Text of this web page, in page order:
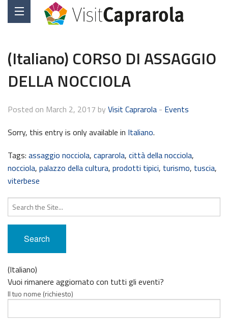
(Italiano) CORSO DI ASSAGGIO
DELLA NOCCIOLA
Posted on March 2, 2017 by Visit Caprarola - Events
Sorry, this entry is only available in Italiano.
Tags: assaggio nocciola, caprarola, città della nocciola,
nocciola, palazzo della cultura, prodotti tipici, turismo, tuscia,
viterbese
Search
for:
(Italiano)
Vuoi rimanere aggiornato con tutti gli eventi?
Il tuo nome (richiesto)